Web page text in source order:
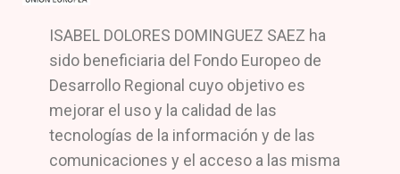
ISABEL DOLORES DOMINGUEZ SAEZ ha
sido beneficiaria del Fondo Europeo de
Desarrollo Regional cuyo objetivo es
mejorar el uso y la calidad de las
tecnologías de la información y de las
comunicaciones y el acceso a las misma